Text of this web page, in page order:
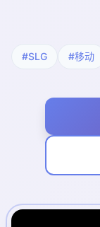
#SLG #移动